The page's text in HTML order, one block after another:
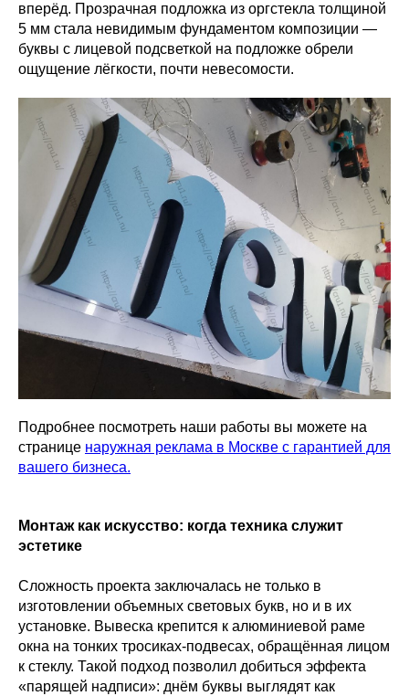
вперёд. Прозрачная подложка из оргстекла толщиной
5 мм стала невидимым фундаментом композиции —
буквы с лицевой подсветкой на подложке обрели
ощущение лёгкости, почти невесомости.
Подробнее посмотреть наши работы вы можете на
странице наружная реклама в Москве с гарантией для
вашего бизнеса.
Монтаж как искусство: когда техника служит
эстетике
Сложность проекта заключалась не только в
изготовлении объемных световых букв, но и в их
установке. Вывеска крепится к алюминиевой раме
окна на тонких тросиках-подвесах, обращённая лицом
к стеклу. Такой подход позволил добиться эффекта
«парящей надписи»: днём буквы выглядят как